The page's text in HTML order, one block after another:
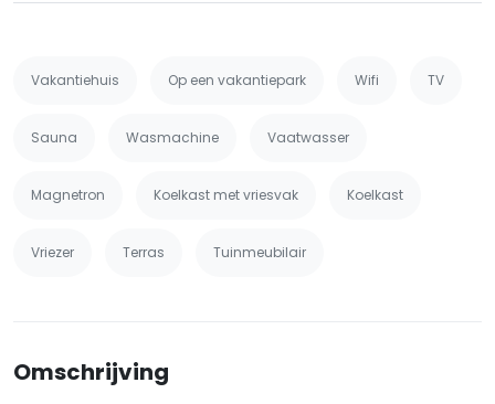
Vakantiehuis Op een vakantiepark Wifi TV
Sauna Wasmachine Vaatwasser
Magnetron Koelkast met vriesvak Koelkast
Vriezer Terras Tuinmeubilair
Omschrijving